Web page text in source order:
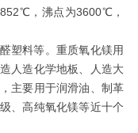
，沸点为3600℃，
塑料等。重质氧化镁用
人造化学地板、人造大
主要用于润滑油、制革
、高纯氧化镁等近十个